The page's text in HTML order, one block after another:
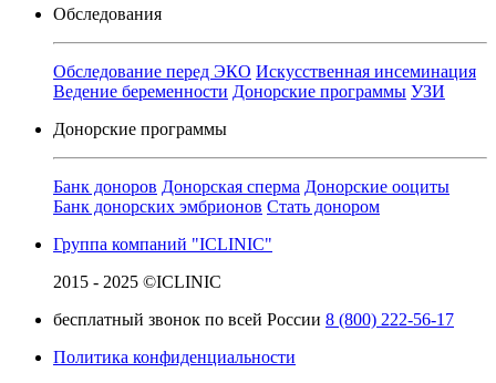
Обследования
Обследование перед ЭКО Искусственная инсеминация
Ведение беременности Донорские программы УЗИ
Донорские программы
Банк доноров Донорская сперма Донорские ооциты
Банк донорских эмбрионов Стать донором
Группа компаний "ICLINIC"
2015 - 2025 ©ICLINIC
бесплатный звонок по всей России 8 (800) 222-56-17
Политика конфиденциальности